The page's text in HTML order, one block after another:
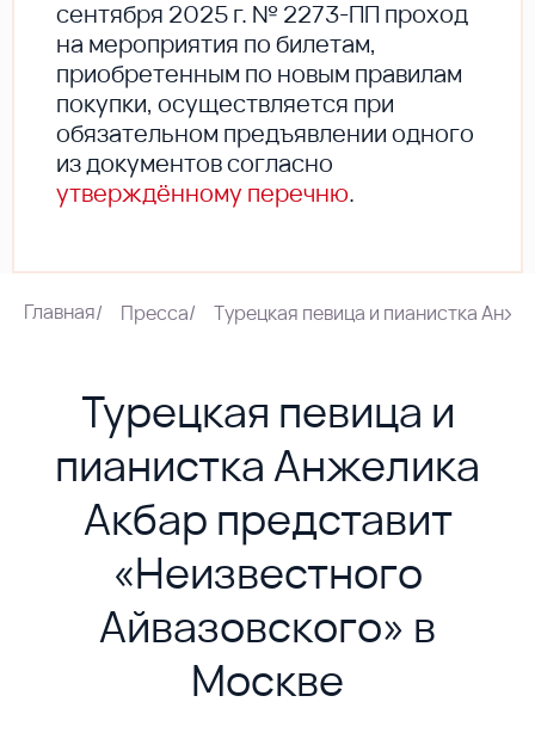
сентября 2025 г. № 2273-ПП проход
на мероприятия по билетам,
приобретенным по новым правилам
покупки, осуществляется при
обязательном предъявлении одного
из документов согласно
утверждённому перечню.
Главная/ Пресса/ Турецкая певица и пианистка
Турецкая певица и
пианистка Анжелика
Акбар представит
«Неизвестного
Айвазовского» в
Москве